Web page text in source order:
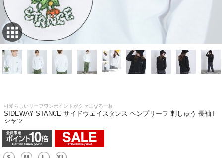
可愛らしいリーフワンポイントがクセになる一枚
SIDEWAY STANCE サイドウェイスタンス ヘンプリーフ 刺しゅう 長袖T
シャツ